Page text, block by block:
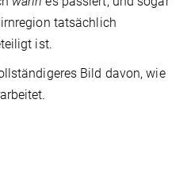
tatsächlich
ist.
Bild davon, wie